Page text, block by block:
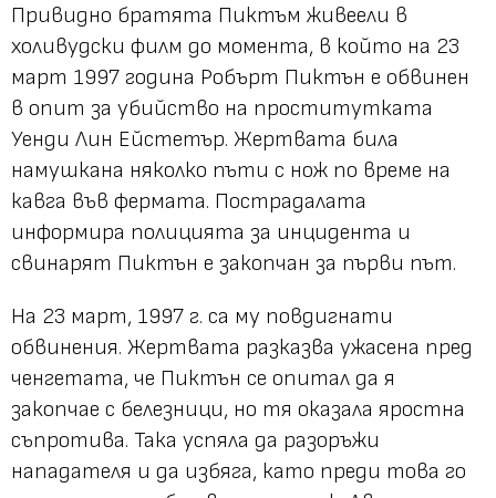
Привидно братята Пиктъм живеели в
холивудски филм до момента, в който на 23
март 1997 година Робърт Пиктън е обвинен
в опит за убийство на проститутката
Уенди Лин Ейстетър. Жертвата била
намушкана няколко пъти с нож по време на
кавга във фермата. Пострадалата
информира полицията за инцидента и
свинарят Пиктън е закопчан за първи път.
На 23 март, 1997 г. са му повдигнати
обвинения. Жертвата разказва ужасена пред
ченгетата, че Пиктън се опитал да я
закопчае с белезници, но тя оказала яростна
съпротива. Така успяла да разоръжи
нападателя и да избяга, като преди това го